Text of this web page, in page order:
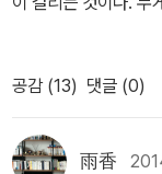
현장과 유럽 곳곳을
구입한 기분이었다.
지금도 눈에 선하다...
다.. 한곡의 음악보다
목록에 넣게 되었다
는 나이대에 들어섰
도 계속 더 늘려가는
줄이는 것이 다음 5-
구조로 탄탄한 근육
공감 (13) 댓글 (0)
雨香